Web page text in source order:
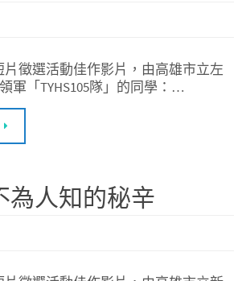
片徵選活動佳作影片，由高雄市立左
軍「TYHS105隊」的同學：…
為人知的秘辛